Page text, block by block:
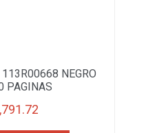
113R00668 NEGRO
PAGINAS